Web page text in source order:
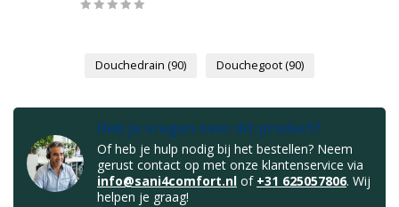
Douchedrain (90) Douchegoot(90)
Heb je vragen over dit product?
Of heb je hulp nodig bij het bestellen? Neem
gerust contact op met onze klantenservice via
info@sani4comfort.nl of +31 625057806. Wij
helpen je graag!